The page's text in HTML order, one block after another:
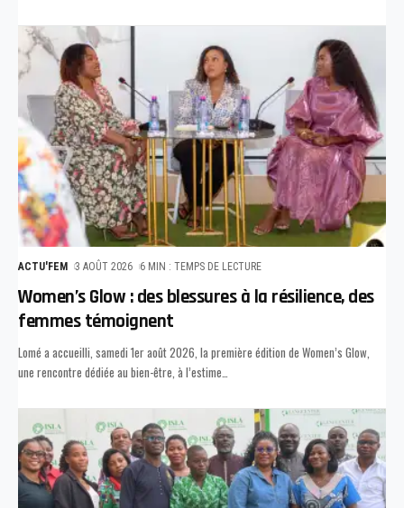
ACTU'FEM 3 AOÛT 2026 6 MIN : TEMPS DE LECTURE
Women’s Glow : des blessures à la résilience, des
femmes témoignent
Lomé a accueilli, samedi 1er août 2026, la première édition de Women’s Glow,
une rencontre dédiée au bien-être, à l’estime